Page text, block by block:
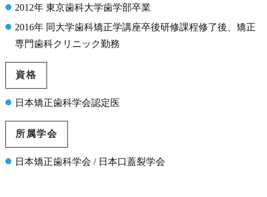
2012年 東京歯科大学歯学部卒業
2016年 同大学歯科矯正学講座卒後研修課程修了後、矯正
専門歯科クリニック勤務
資格
日本矯正歯科学会認定医
所属学会
日本矯正歯科学会 / 日本口蓋裂学会